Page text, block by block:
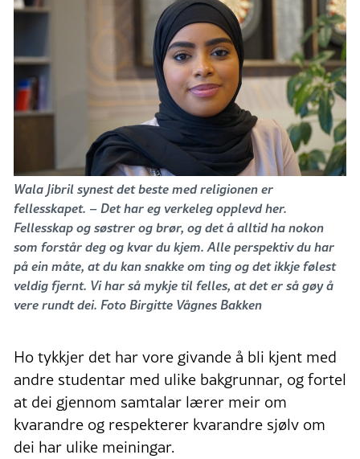
Wala Jibril synest det beste med religionen er
fellesskapet. – Det har eg verkeleg opplevd her.
Fellesskap og søstrer og brør, og det å alltid ha nokon
som forstår deg og kvar du kjem. Alle perspektiv du har
på ein måte, at du kan snakke om ting og det ikkje følest
veldig fjernt. Vi har så mykje til felles, at det er så gøy å
vere rundt dei. Foto Birgitte Vågnes Bakken
Ho tykkjer det har vore givande å bli kjent med
andre studentar med ulike bakgrunnar, og fortel
at dei gjennom samtalar lærer meir om
kvarandre og respekterer kvarandre sjølv om
dei har ulike meiningar.